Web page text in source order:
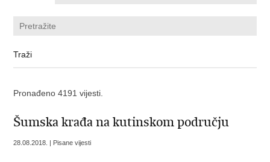
Pronađeno 4191 vijesti.
Šumska krađa na kutinskom području
28.08.2018. | Pisane vijesti